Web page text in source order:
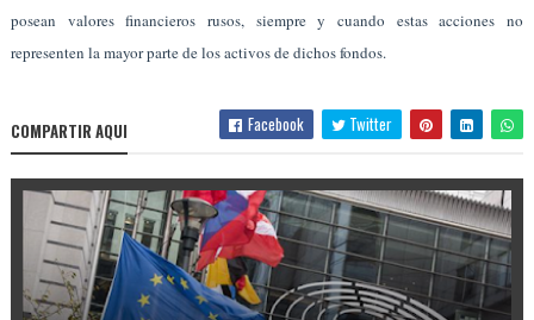
posean valores financieros rusos, siempre y cuando estas acciones no
representen la mayor parte de los activos de dichos fondos.
COMPARTIR AQUI Facebook Twitter